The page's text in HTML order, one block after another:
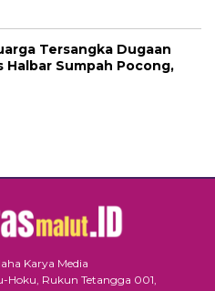
Tersangka Dugaan
Sumpah Pocong,
Karya Media
Hoku, Rukun Tetangga 001,